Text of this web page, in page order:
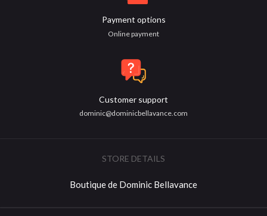
Payment options
Online payment
Customer support
dominic@dominicbellavance.com
STORE DETAILS
Boutique de Dominic Bellavance